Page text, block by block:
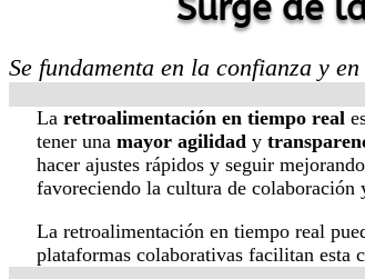
Se fundamenta en la confianza y
La retroalimentación en tiempo real
tener una mayor agilidad y
hacer ajustes rápidos y seguir
favoreciendo la cultura de colaboración
La retroalimentación en tiempo real
plataformas colaborativas facilitan esta